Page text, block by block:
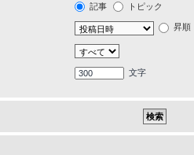
記事 トピック
昇順
文字